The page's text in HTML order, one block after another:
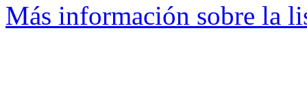
Más información sobre la